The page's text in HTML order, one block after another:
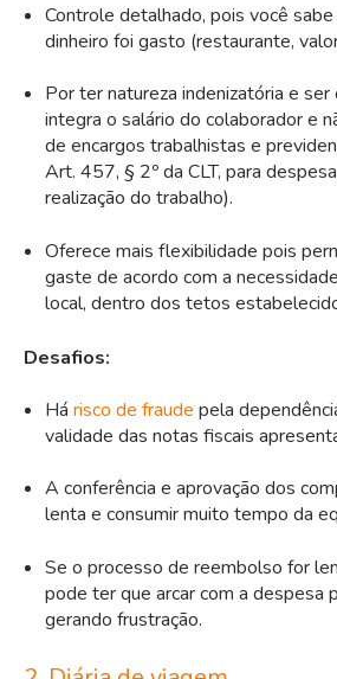
Controle detalhado, pois você
dinheiro foi gasto (restaurante,
Por ter natureza indenizatória e ser
integra o salário do colaborador e
de encargos trabalhistas e
Art. 457, § 2º da CLT, para
realização do trabalho).
Oferece mais flexibilidade pois
gaste de acordo com a
local, dentro dos tetos
Desafios:
Há risco de fraude pela
validade das notas fiscais
A conferência e aprovação dos
lenta e consumir muito tempo da
Se o processo de reembolso for
pode ter que arcar com a despesa
gerando frustração.